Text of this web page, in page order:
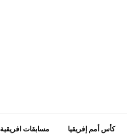
كأس أمم إفريقيا مسابقات افريقية